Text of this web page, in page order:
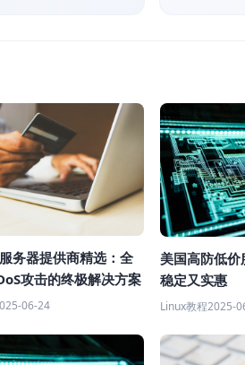
务器提供商精选：全
攻击的终极解决方案
06-24
美国高防低
稳定又实惠
Linux教程2025-